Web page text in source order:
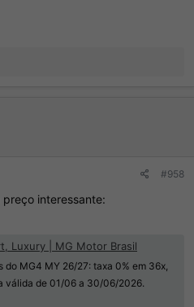
#958
interessante:
Luxury | MG Motor Brasil
MG4 MY 26/27: taxa 0% em 36x,
válida de 01/06 a 30/06/2026.